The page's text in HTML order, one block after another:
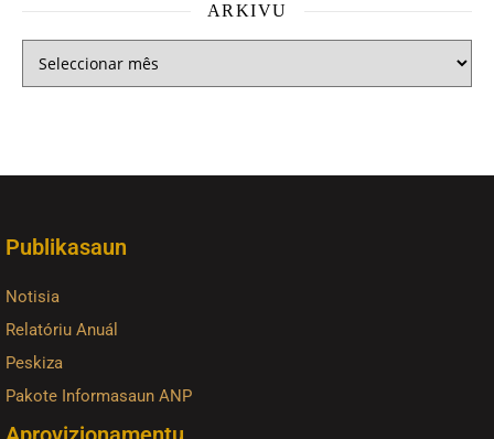
ARKIVU
Publikasaun
Notisia
Relatóriu Anuál
Peskiza
Pakote Informasaun ANP